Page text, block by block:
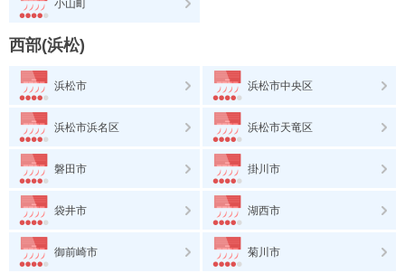
小山町
西部(浜松)
浜松市 浜松市中央区
浜松市浜名区 浜松市天竜区
磐田市 掛川市
袋井市 湖西市
御前崎市 菊川市